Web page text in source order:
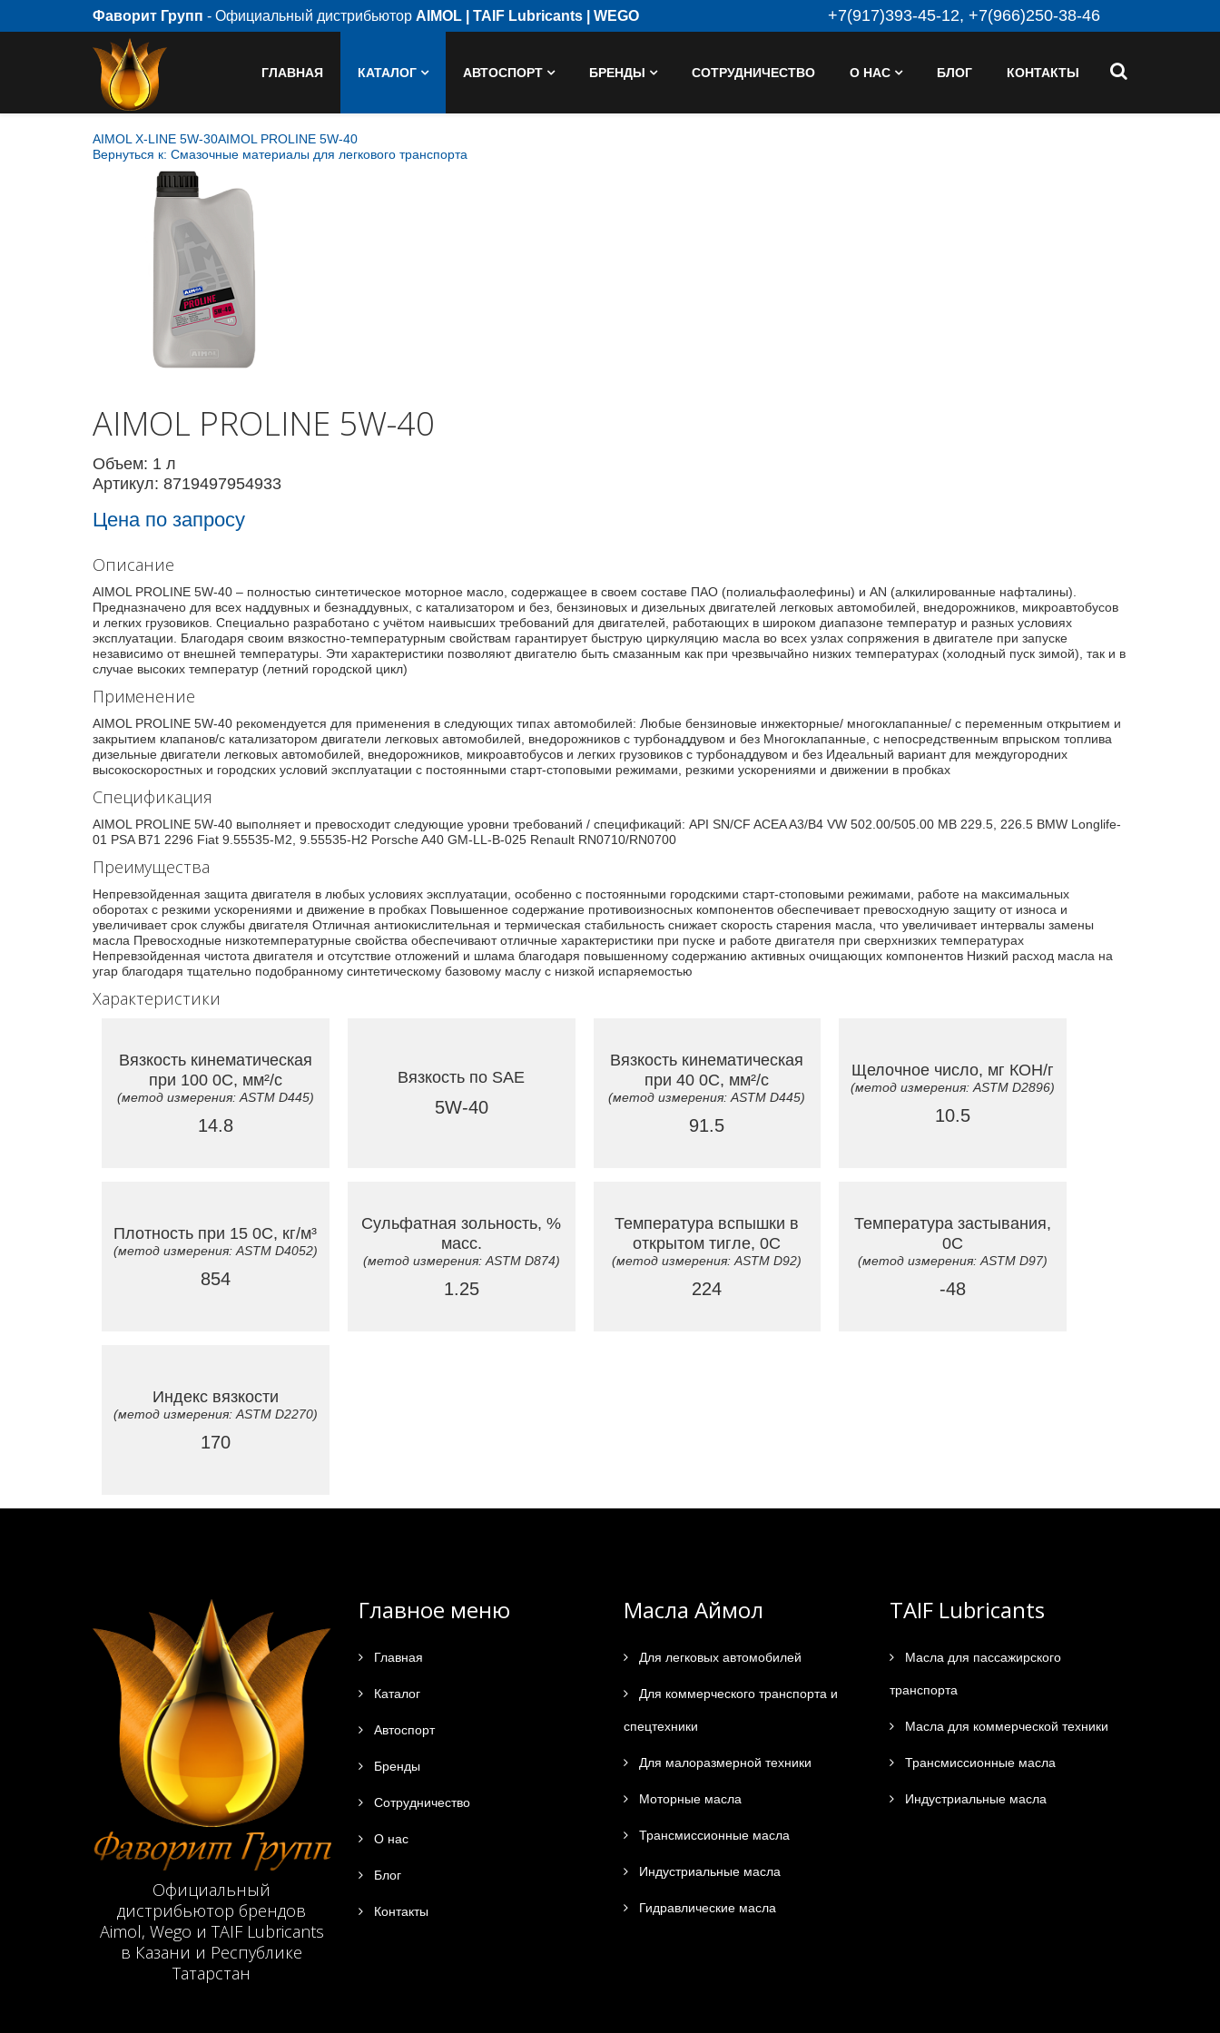
Фаворит Групп - Официальный дистрибьютор AIMOL | TAIF Lubricants | WEGO +7(917)393-45-12, +7(966)250-38-46
ГЛАВНАЯ КАТАЛОГ АВТОСПОРТ БРЕНДЫ СОТРУДНИЧЕСТВО О НАС БЛОГ КОНТАКТЫ
AIMOL X-LINE 5W-30AIMOL PROLINE 5W-40
Вернуться к: Смазочные материалы для легкового транспорта
AIMOL PROLINE 5W-40
Объем: 1 л
Артикул: 8719497954933
Цена по запросу
Описание
AIMOL PROLINE 5W-40 – полностью синтетическое моторное масло, содержащее в своем составе ПАО (полиальфаолефины) и AN (алкилированные нафталины).
Предназначено для всех наддувных и безнаддувных, с катализатором и без, бензиновых и дизельных двигателей легковых автомобилей, внедорожников, микроавтобусов
и легких грузовиков. Специально разработано с учётом наивысших требований для двигателей, работающих в широком диапазоне температур и разных условиях
эксплуатации. Благодаря своим вязкостно-температурным свойствам гарантирует быструю циркуляцию масла во всех узлах сопряжения в двигателе при запуске
независимо от внешней температуры. Эти характеристики позволяют двигателю быть смазанным как при чрезвычайно низких температурах (холодный пуск зимой), так и в
случае высоких температур (летний городской цикл)
Применение
AIMOL PROLINE 5W-40 рекомендуется для применения в следующих типах автомобилей: Любые бензиновые инжекторные/ многоклапанные/ с переменным открытием и
закрытием клапанов/с катализатором двигатели легковых автомобилей, внедорожников с турбонаддувом и без Многоклапанные, с непосредственным впрыском топлива
дизельные двигатели легковых автомобилей, внедорожников, микроавтобусов и легких грузовиков с турбонаддувом и без Идеальный вариант для междугородних
высокоскоростных и городских условий эксплуатации с постоянными старт-стоповыми режимами, резкими ускорениями и движении в пробках
Спецификация
AIMOL PROLINE 5W-40 выполняет и превосходит следующие уровни требований / спецификаций: API SN/CF ACEA A3/B4 VW 502.00/505.00 MB 229.5, 226.5 BMW Longlife-
01 PSA B71 2296 Fiat 9.55535-M2, 9.55535-H2 Porsche A40 GM-LL-B-025 Renault RN0710/RN0700
Преимущества
Непревзойденная защита двигателя в любых условиях эксплуатации, особенно с постоянными городскими старт-стоповыми режимами, работе на максимальных
оборотах с резкими ускорениями и движение в пробках Повышенное содержание противоизносных компонентов обеспечивает превосходную защиту от износа и
увеличивает срок службы двигателя Отличная антиокислительная и термическая стабильность снижает скорость старения масла, что увеличивает интервалы замены
масла Превосходные низкотемпературные свойства обеспечивают отличные характеристики при пуске и работе двигателя при сверхнизких температурах
Непревзойденная чистота двигателя и отсутствие отложений и шлама благодаря повышенному содержанию активных очищающих компонентов Низкий расход масла на
угар благодаря тщательно подобранному синтетическому базовому маслу с низкой испаряемостью
Характеристики
Вязкость кинематическая
при 100 0C, мм²/с
(метод измерения: ASTM D445)
14.8
Вязкость по SAE
5W-40
Вязкость кинематическая
при 40 0C, мм²/с
(метод измерения: ASTM D445)
91.5
Щелочное число, мг КОН/г
(метод измерения: ASTM D2896)
10.5
Плотность при 15 0C, кг/м³
(метод измерения: ASTM D4052)
854
Сульфатная зольность, %
масс.
(метод измерения: ASTM D874)
1.25
Температура вспышки в
открытом тигле, 0C
(метод измерения: ASTM D92)
224
Температура застывания,
0C
(метод измерения: ASTM D97)
-48
Индекс вязкости
(метод измерения: ASTM D2270)
170
Официальный
дистрибьютор брендов
Aimol, Wego и TAIF Lubricants
в Казани и Республике
Татарстан
Главное меню
Главная
Каталог
Автоспорт
Бренды
Сотрудничество
О нас
Блог
Контакты
Масла Аймол
Для легковых автомобилей
Для коммерческого транспорта и
спецтехники
Для малоразмерной техники
Моторные масла
Трансмиссионные масла
Индустриальные масла
Гидравлические масла
TAIF Lubricants
Масла для пассажирского
транспорта
Масла для коммерческой техники
Трансмиссионные масла
Индустриальные масла